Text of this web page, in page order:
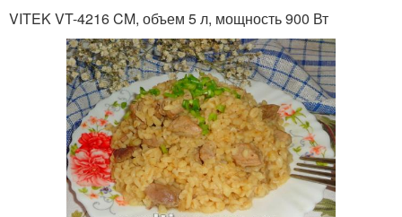
VITEK VT-4216 CM, объем 5 л, мощность 900 Вт